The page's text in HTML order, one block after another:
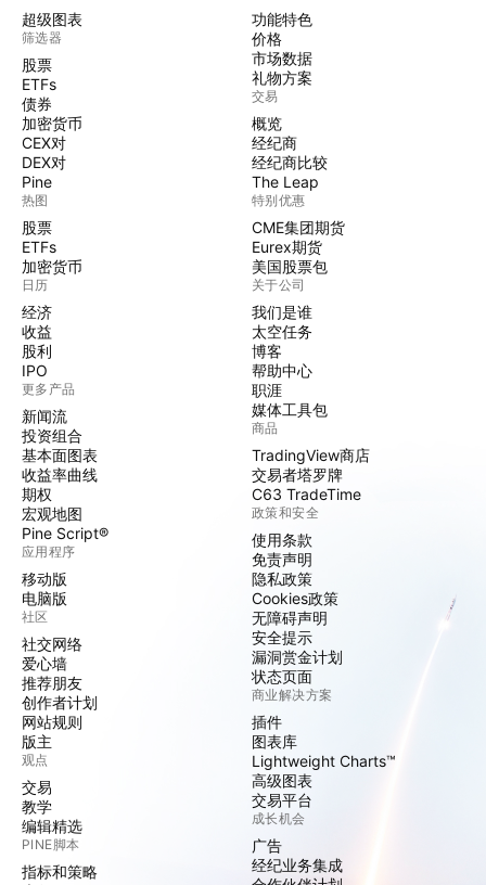
超级图表
筛选器
股票
ETFs
债券
加密货币
CEX对
DEX对
Pine
热图
股票
ETFs
加密货币
日历
经济
收益
股利
IPO
更多产品
新闻流
投资组合
基本面图表
收益率曲线
期权
宏观地图
Pine Script®
应用程序
移动版
电脑版
社区
社交网络
爱心墙
推荐朋友
创作者计划
网站规则
版主
观点
交易
教学
编辑精选
PINE脚本
指标和策略
功能特色
价格
市场数据
礼物方案
交易
概览
经纪商
经纪商比较
The Leap
特别优惠
CME集团期货
Eurex期货
美国股票包
关于公司
我们是谁
太空任务
博客
帮助中心
职涯
媒体工具包
商品
TradingView商店
交易者塔罗牌
C63 TradeTime
政策和安全
使用条款
免责声明
隐私政策
Cookies政策
无障碍声明
安全提示
漏洞赏金计划
状态页面
商业解决方案
插件
图表库
Lightweight Charts™
高级图表
交易平台
成长机会
广告
经纪业务集成